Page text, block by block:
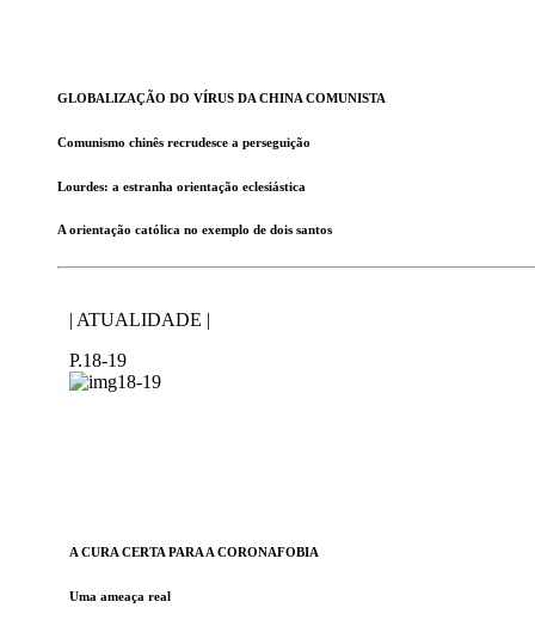
GLOBALIZAÇÃO DO VÍRUS DA CHINA COMUNISTA
Comunismo chinês recrudesce a perseguição
Lourdes: a estranha orientação eclesiástica
A orientação católica no exemplo de dois santos
| ATUALIDADE |
P.18-19
A CURA CERTA PARA A CORONAFOBIA
Uma ameaça real